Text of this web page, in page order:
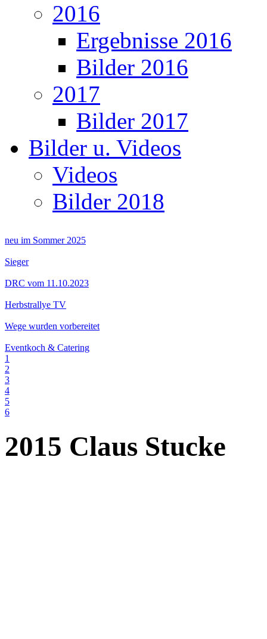
2016
Ergebnisse 2016
Bilder 2016
2017
Bilder 2017
Bilder u. Videos
Videos
Bilder 2018
neu im Sommer 2025
Sieger
DRC vom 11.10.2023
Herbstrallye TV
Wege wurden vorbereitet
Eventkoch & Catering
1
2
3
4
5
6
2015 Claus Stucke